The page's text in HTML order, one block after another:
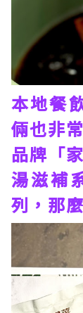
本地餐
倆也非
品牌「
湯滋補
列，那